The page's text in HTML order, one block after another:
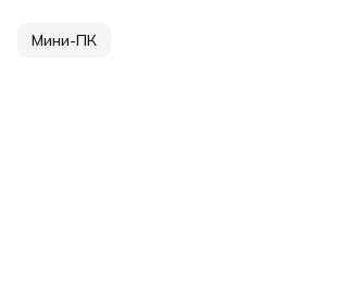
Мини-ПК